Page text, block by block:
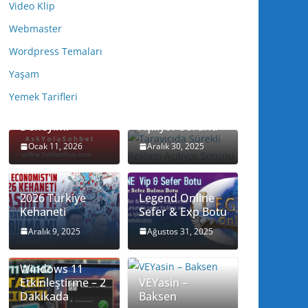
Video Klip
Webmaster
Wordpress Temaları
Yaşam
Yemek Tarifleri
ile Gerçek ve
Deneyimi
Ocak 11, 2026
Açılıyor Sorunu
Aralık 30, 2025
2026 Türkiye
Kehaneti
Aralık 9, 2025
Legend Online
Sefer & Exp Botu
Ağustos 31, 2025
Windows 11
Etkinleştirme – 2
Dakikada
VEYasin –
Baksen